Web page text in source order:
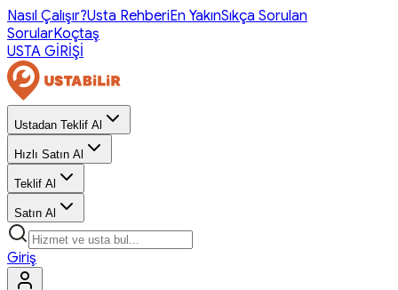
Nasıl Çalışır?Usta RehberiEn YakınSıkça Sorulan
SorularKoçtaş
USTA GİRİŞİ
Ustadan Teklif Al
Hızlı Satın Al
Teklif Al
Satın Al
Giriş